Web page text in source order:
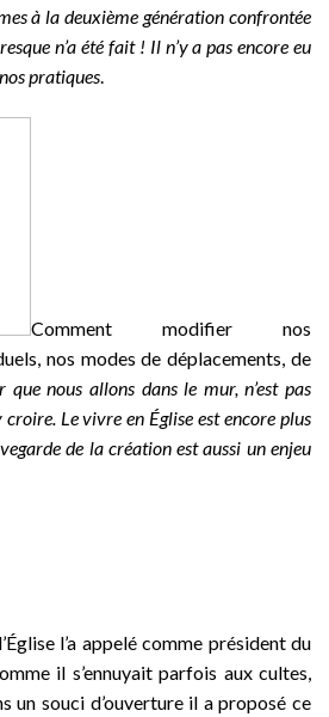
à la deuxième génération confrontée
n’a été fait ! Il n’y a pas encore eu
pratiques.
Comment modifier nos
nos modes de déplacements, de
que nous allons dans le mur, n’est pas
Le vivre en Église est encore plus
de la création est aussi un enjeu
l’a appelé comme président du
il s’ennuyait parfois aux cultes,
un souci d’ouverture il a proposé ce